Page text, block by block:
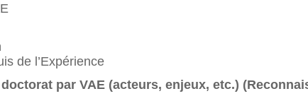
de l’Expérience
par VAE (acteurs, enjeux, etc.)